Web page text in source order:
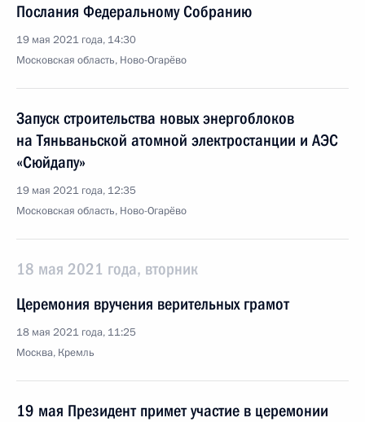
Послания Федеральному Собранию
19 мая 2021 года, 14:30
Московская область, Ново-Огарёво
Запуск строительства новых энергоблоков
на Тяньваньской атомной электростанции и АЭС
«Сюйдапу»
19 мая 2021 года, 12:35
Московская область, Ново-Огарёво
18 мая 2021 года, вторник
Церемония вручения верительных грамот
18 мая 2021 года, 11:25
Москва, Кремль
19 мая Президент примет участие в церемонии